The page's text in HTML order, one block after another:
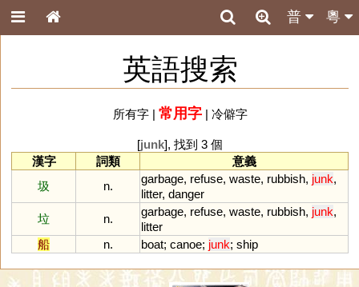
粵
普
英語搜索
所有字| 常用字| 冷僻字
[junk], 找到 3 個
漢字
詞類
意義
圾
n.
garbage, refuse, waste, rubbish, junk,
litter, danger
垃
n.
garbage, refuse, waste, rubbish, junk,
litter
船
n. boat; canoe; junk; ship